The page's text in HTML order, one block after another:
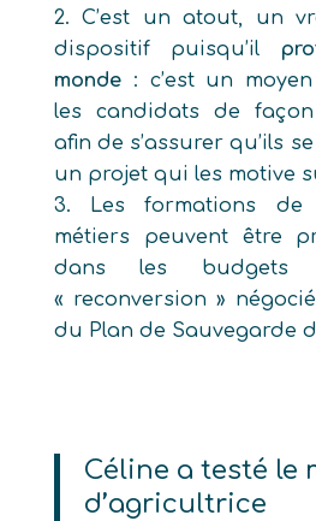
C’est un atout, un
dispositif puisqu’il
monde: c’est un moyen
les candidats de
afin de s’assurer qu’ils
un projet qui les motive
Les formations de
métiers peuvent être
dans les budgets
« reconversion »
du Plan de Sauvegarde
Céline a testé le
d’agricultrice